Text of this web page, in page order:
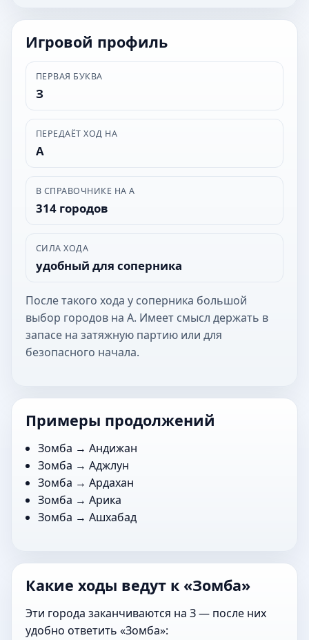
Игровой профиль
ПЕРВАЯ БУКВА
З
ПЕРЕДАЁТ ХОД НА
А
В СПРАВОЧНИКЕ НА А
314 городов
СИЛА ХОДА
удобный для соперника
После такого хода у соперника большой
выбор городов на А. Имеет смысл держать в
запасе на затяжную партию или для
безопасного начала.
Примеры продолжений
Зомба →Андижан
Зомба →Аджлун
Зомба →Ардахан
Зомба →Арика
Зомба →Ашхабад
Какие ходы ведут к «Зомба»
Эти города заканчиваются на З — после них
удобно ответить «Зомба»: